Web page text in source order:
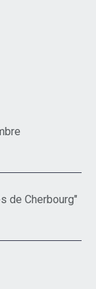
de Cherbourg"